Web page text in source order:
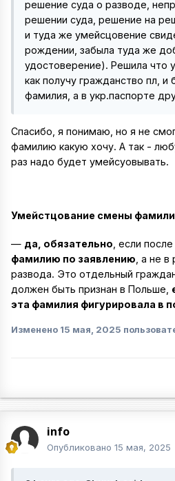
решение суда о разводе,
решении суда, решение на
и туда же умейсцовение
рождении, забыла туда же
удостоверение). Решила
как получу гражданство пл, и
фамилия, а в укр.паспорте
Спасибо, я понимаю, но я не
фамилию какую хочу. А так -
раз надо будет умейсуовывать.
Умейстцование смены
— да, обязательно , если
фамилию по заявлению , а не
развода. Это отдельный
должен быть признан в Польше,
эта фамилия фигурировала в
Изменено 15 мая, 2025
info
Опубликовано 15 мая, 2025